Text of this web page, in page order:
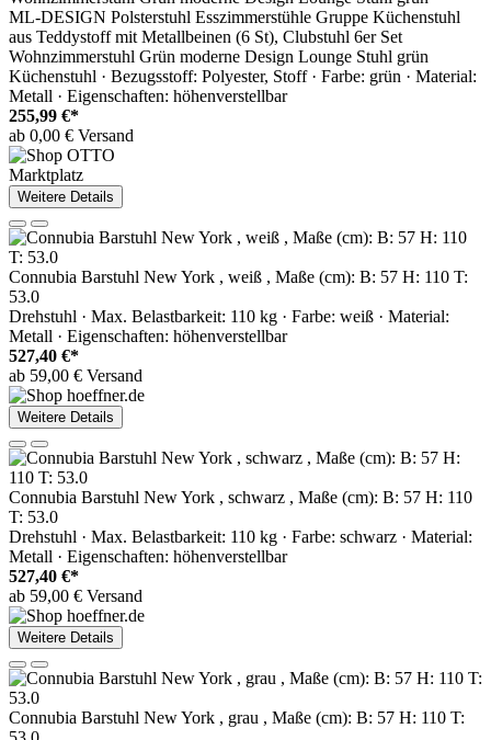
ML-DESIGN Polsterstuhl Esszimmerstühle Gruppe Küchenstuhl
aus Teddystoff mit Metallbeinen (6 St), Clubstuhl 6er Set
Wohnzimmerstuhl Grün moderne Design Lounge Stuhl grün
Küchenstuhl · Bezugsstoff: Polyester, Stoff · Farbe: grün · Material:
Metall · Eigenschaften: höhenverstellbar
255,99 €*
ab 0,00 € Versand
Marktplatz
Weitere Details
Connubia Barstuhl New York , weiß , Maße (cm): B: 57 H: 110 T:
53.0
Drehstuhl · Max. Belastbarkeit: 110 kg · Farbe: weiß · Material:
Metall · Eigenschaften: höhenverstellbar
527,40 €*
ab 59,00 € Versand
Weitere Details
Connubia Barstuhl New York , schwarz , Maße (cm): B: 57 H: 110
T: 53.0
Drehstuhl · Max. Belastbarkeit: 110 kg · Farbe: schwarz · Material:
Metall · Eigenschaften: höhenverstellbar
527,40 €*
ab 59,00 € Versand
Weitere Details
Connubia Barstuhl New York , grau , Maße (cm): B: 57 H: 110 T: